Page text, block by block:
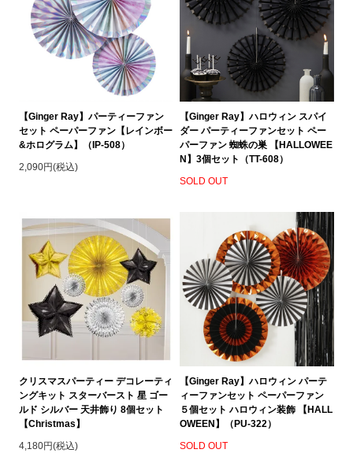
【Ginger Ray】パーティーファン
セット ペーパーファン【レインボー
&ホログラム】（IP-508）
2,090円(税込)
【Ginger Ray】ハロウィン スパイ
ダー パーティーファンセット ペー
パーファン 蜘蛛の巣 【HALLOWEE
N】3個セット（TT-608）
SOLD OUT
クリスマスパーティー デコレーティ
ングキット スターバースト 星 ゴー
ルド シルバー 天井飾り 8個セット
【Christmas】
4,180円(税込)
【Ginger Ray】ハロウィン パーテ
ィーファンセット ペーパーファン
５個セット ハロウィン装飾 【HALL
OWEEN】（PU-322）
SOLD OUT